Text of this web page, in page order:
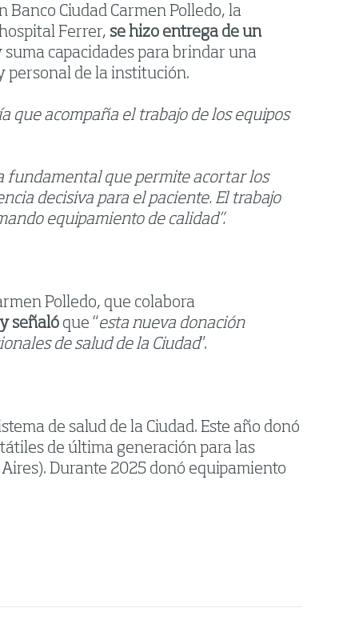
Banco Ciudad Carmen Polledo, la
Ferrer, se hizo entrega de un
capacidades para brindar una
personal de la institución.
que acompaña el trabajo de los equipos
fundamental que permite acortar los
decisiva para el paciente. El trabajo
equipamiento de calidad”.
Polledo, que colabora
y señaló que “esta nueva donación
de salud de la Ciudad”.
de salud de la Ciudad. Este año donó
de última generación para las
Durante 2025 donó equipamiento